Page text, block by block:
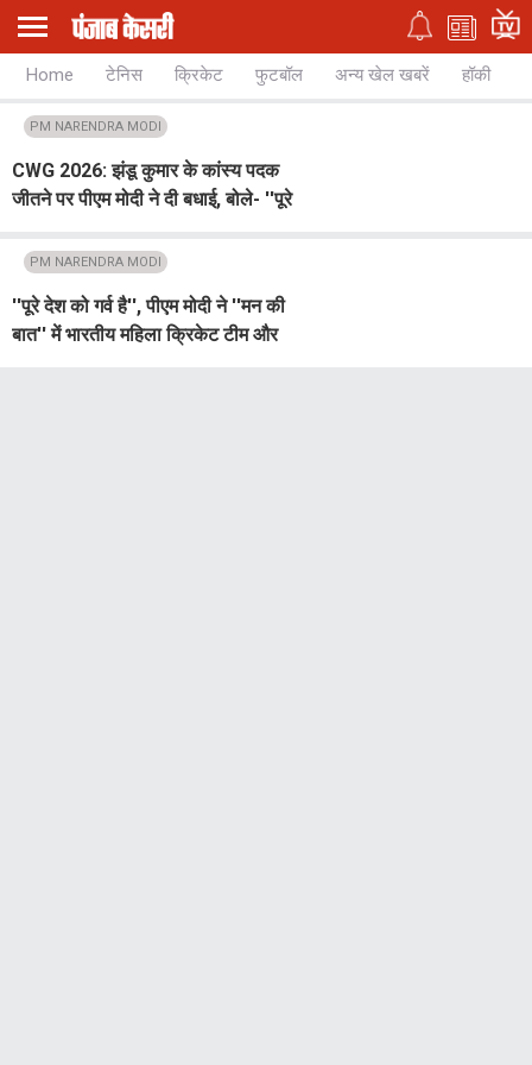
Home टेनिस क्रिकेट फुटबॉल अन्य खेल खबरें हॉकी
PM NARENDRA MODI
CWG 2026: झंडू कुमार के कांस्य पदक
जीतने पर पीएम मोदी ने दी बधाई, बोले- ''पूरे
PM NARENDRA MODI
''पूरे देश को गर्व है'', पीएम मोदी ने ''मन की
बात'' में भारतीय महिला क्रिकेट टीम और